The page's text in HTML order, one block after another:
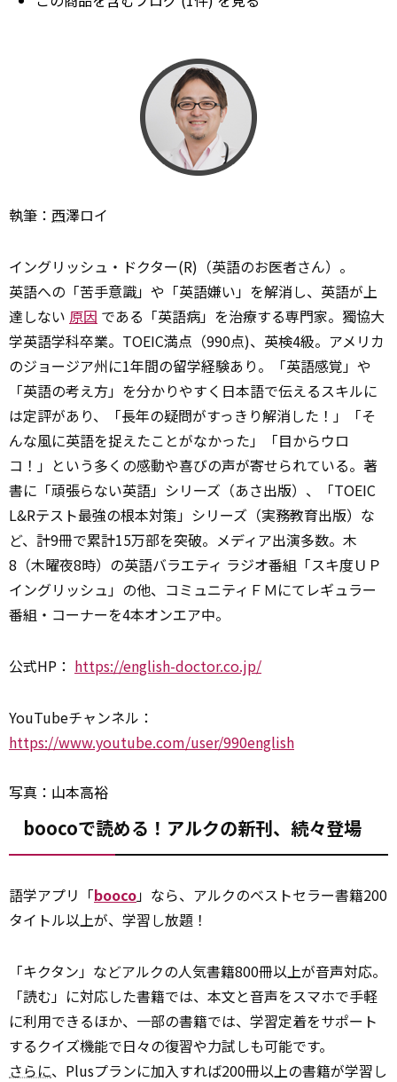
執筆： 西澤ロイ
イングリッシュ・ドクター(R)（英語のお医者さん）。
英語への「苦手意識」や「英語嫌い」を解消し、英語が上
達しない 原因 である「英語病」を治療する専門家。獨協大
学英語学科卒業。TOEIC満点（990点)、英検4級。アメリカ
のジョージア州に1年間の留学経験あり。「英語感覚」や
「英語の考え方」を分かりやすく日本語で伝えるスキルに
は定評があり、「長年の疑問がすっきり解消した！」「そ
んな風に英語を捉えたことがなかった」「目からウロ
コ！」という多くの感動や喜びの声が寄せられている。著
書に「頑張らない英語」シリーズ（あさ出版）、「TOEIC
L&Rテスト最強の根本対策」シリーズ（実務教育出版）な
ど、計9冊で累計15万部を突破。メディア出演多数。木
8（木曜夜8時）の英語バラエティ ラジオ番組「スキ度ＵＰ
イングリッシュ」の他、コミュニティＦＭにてレギュラー
番組・コーナーを4本オンエア中。
公式HP： https://english-doctor.co.jp/
YouTubeチャンネル：
https://www.youtube.com/user/990english
写真：山本高裕
boocoで読める！アルクの新刊、続々登場
語学アプリ「booco」なら、アルクのベストセラー書籍200
タイトル以上が、学習し放題！
「キクタン」などアルクの人気書籍800冊以上が音声対応。
「読む」に対応した書籍では、本文と音声をスマホで手軽
に利用できるほか、一部の書籍では、学習定着をサポート
するクイズ機能で日々の復習や力試しも可能です。
さらに、Plusプランに加入すれば200冊以上の書籍が学習し